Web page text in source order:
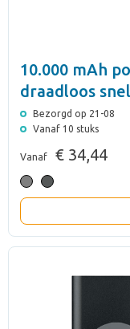
10.000 mAh
draadloos
Bezorgd op 21-08
Vanaf 10 stuks
Vanaf € 34,44